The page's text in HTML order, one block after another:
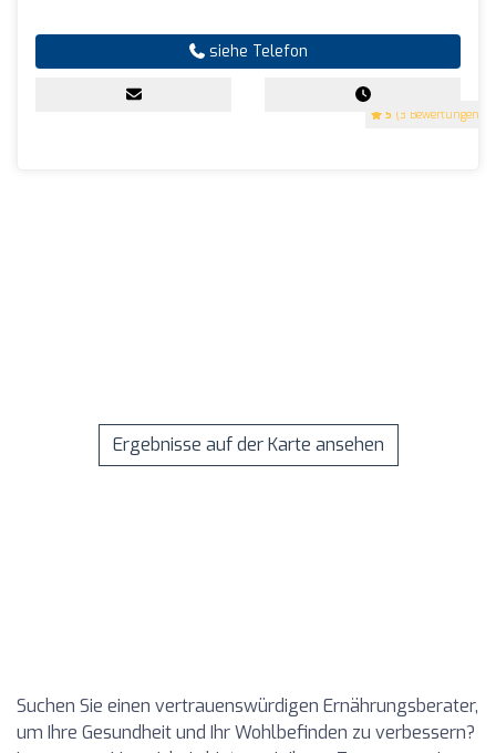
5 (3 Bewertungen)
siehe Telefon
Ergebnisse auf der Karte ansehen
Suchen Sie einen vertrauenswürdigen Ernährungsberater,
um Ihre Gesundheit und Ihr Wohlbefinden zu verbessern?